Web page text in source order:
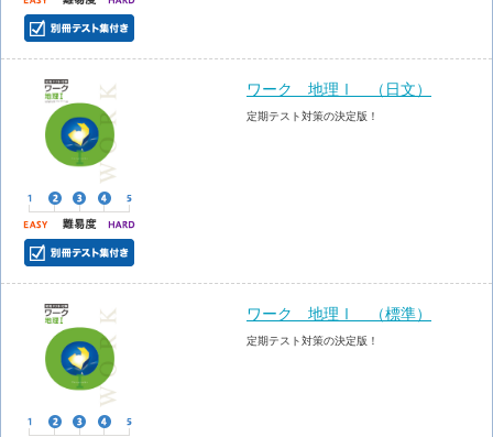
ワーク 地理Ⅰ （日文）
定期テスト対策の決定版！
ワーク 地理Ⅰ （標準）
定期テスト対策の決定版！